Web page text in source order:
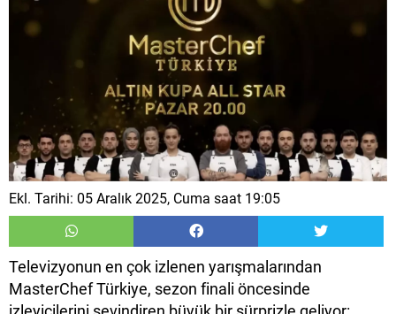
Ekl. Tarihi: 05 Aralık 2025, Cuma saat 19:05
Televizyonun en çok izlenen yarışmalarından
MasterChef Türkiye, sezon finali öncesinde